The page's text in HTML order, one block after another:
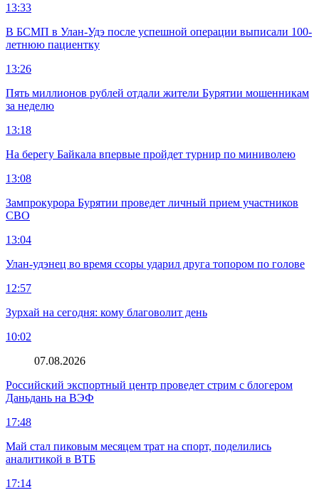
13:33
В БСМП в Улан-Удэ после успешной операции выписали 100-
летнюю пациентку
13:26
Пять миллионов рублей отдали жители Бурятии мошенникам
за неделю
13:18
На берегу Байкала впервые пройдет турнир по миниволею
13:08
Зампрокурора Бурятии проведет личный прием участников
СВО
13:04
Улан-удэнец во время ссоры ударил друга топором по голове
12:57
Зурхай на сегодня: кому благоволит день
10:02
07.08.2026
Российский экспортный центр проведет стрим с блогером
Даньдань на ВЭФ
17:48
Май стал пиковым месяцем трат на спорт, поделились
аналитикой в ВТБ
17:14